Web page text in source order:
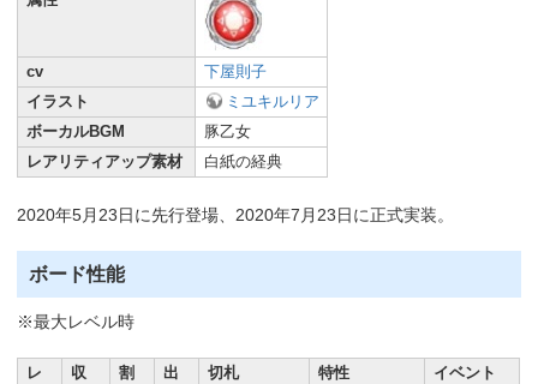
cv
下屋則子
イラスト
ミユキルリア
ボーカルBGM
豚乙女
レアリティアップ素材
白紙の経典
2020年5月23日に先行登場、2020年7月23日に正式実装。
ボード性能
※最大レベル時
レ
収
割
出
切札 特性 イベント